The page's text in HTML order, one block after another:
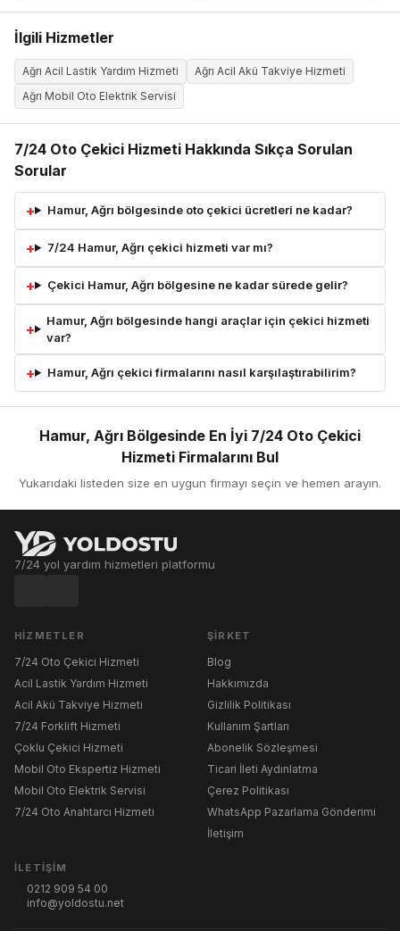
İlgili Hizmetler
Ağrı Acil Lastik Yardım Hizmeti
Ağrı Acil Akü Takviye Hizmeti
Ağrı Mobil Oto Elektrik Servisi
7/24 Oto Çekici Hizmeti Hakkında Sıkça Sorulan
Sorular
Hamur, Ağrı bölgesinde oto çekici ücretleri ne kadar?
7/24 Hamur, Ağrı çekici hizmeti var mı?
Çekici Hamur, Ağrı bölgesine ne kadar sürede gelir?
Hamur, Ağrı bölgesinde hangi araçlar için çekici hizmeti
var?
Hamur, Ağrı çekici firmalarını nasıl karşılaştırabilirim?
Hamur, Ağrı Bölgesinde En İyi 7/24 Oto Çekici
Hizmeti Firmalarını Bul
Yukarıdaki listeden size en uygun firmayı seçin ve hemen arayın.
7/24 yol yardım hizmetleri platformu
HIZMETLER
7/24 Oto Çekici Hizmeti
Acil Lastik Yardım Hizmeti
Acil Akü Takviye Hizmeti
7/24 Forklift Hizmeti
Çoklu Çekici Hizmeti
Mobil Oto Ekspertiz Hizmeti
Mobil Oto Elektrik Servisi
7/24 Oto Anahtarcı Hizmeti
ŞIRKET
Blog
Hakkımızda
Gizlilik Politikası
Kullanım Şartları
Abonelik Sözleşmesi
Ticari İleti Aydınlatma
Çerez Politikası
WhatsApp Pazarlama Gönderimi
İletişim
İLETIŞIM
0212 909 54 00
info@yoldostu.net